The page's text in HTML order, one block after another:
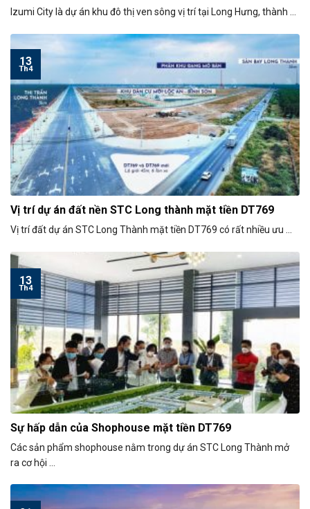
Izumi City là dự án khu đô thị ven sông vị trí tại Long Hưng, thành ...
Vị trí dự án đất nền STC Long thành mặt tiền DT769
Vị trí đất dự án STC Long Thành mặt tiền DT769 có rất nhiều ưu ...
13
Th4
Sự hấp dẫn của Shophouse mặt tiền DT769
Các sản phẩm shophouse nằm trong dự án STC Long Thành mở
ra cơ hội ...
13
Th4